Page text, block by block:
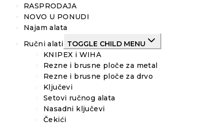
RASPRODAJA
NOVO U PONUDI
Najam alata
Ručni alati TOGGLE CHILD MENU
KNIPEX i WIHA
Rezne i brusne ploče za metal
Rezne i brusne ploče za drvo
Ključevi
Setovi ručnog alata
Nasadni ključevi
Čekići